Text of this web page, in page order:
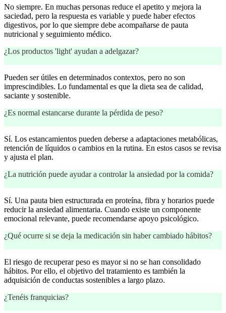
No siempre. En muchas personas reduce el apetito y mejora la
saciedad, pero la respuesta es variable y puede haber efectos
digestivos, por lo que siempre debe acompañarse de pauta
nutricional y seguimiento médico.
¿Los productos 'light' ayudan a adelgazar?
Pueden ser útiles en determinados contextos, pero no son
imprescindibles. Lo fundamental es que la dieta sea de calidad,
saciante y sostenible.
¿Es normal estancarse durante la pérdida de peso?
Sí. Los estancamientos pueden deberse a adaptaciones metabólicas,
retención de líquidos o cambios en la rutina. En estos casos se revisa
y ajusta el plan.
¿La nutrición puede ayudar a controlar la ansiedad por la comida?
Sí. Una pauta bien estructurada en proteína, fibra y horarios puede
reducir la ansiedad alimentaria. Cuando existe un componente
emocional relevante, puede recomendarse apoyo psicológico.
¿Qué ocurre si se deja la medicación sin haber cambiado hábitos?
El riesgo de recuperar peso es mayor si no se han consolidado
hábitos. Por ello, el objetivo del tratamiento es también la
adquisición de conductas sostenibles a largo plazo.
¿Tenéis franquicias?